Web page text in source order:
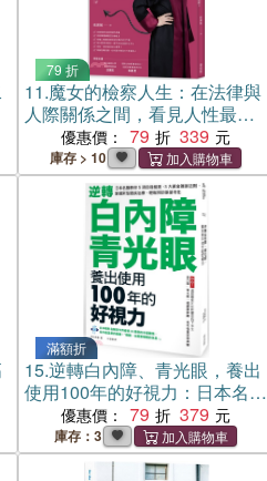
79 折
11.魔女的檢察人生：在法律與
人際關係之間，看見人性最真
實的樣子
優惠價： 79 339
庫存 > 10
滿額折
15.逆轉白內障、青光眼，養出
使用100年的好視力：日本名醫
教你5項自我檢測、3大黃金護
眼法則，掌握新型眼疾治療，
輕鬆預防眼睛老化
優惠價： 79 379
庫存：3